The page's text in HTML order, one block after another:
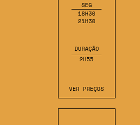
SEG
18H30
21H30
DURAÇÃO
2H55
VER PREÇOS